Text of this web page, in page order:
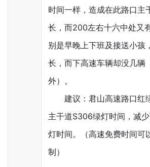
时间一样，造成在此路口主
长，而200左右十六中处又
别是早晚上下班及接送小孩
长，而下高速车辆却没几辆
外）。
建议：君山高速路口红
主干道S306绿灯时间，减
灯时间。（高速免费时间可
制）